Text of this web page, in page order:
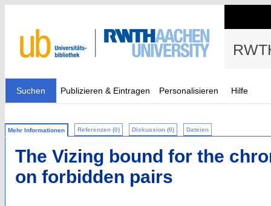
Suchen Publizieren & Eintragen Personalisieren Hilfe
Mehr Informationen Referenzen (0) Diskussion (0) Dateien
The Vizing bound for the
on forbidden pairs